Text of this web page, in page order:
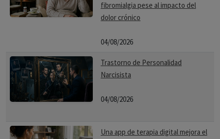
fibromialgia pese al impacto del
dolor crónico
04/08/2026
Trastorno de Personalidad
Narcisista
04/08/2026
Una app de terapia digital mejora el